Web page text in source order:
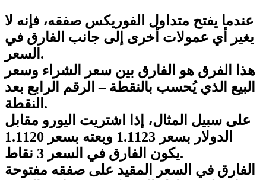
عندما يفتح متداول الفوريكس صفقه، فإنه لا
يغير أي عمولات أخرى إلى جانب الفارق في
السعر.
هذا الفرق هو الفارق بين سعر الشراء وسعر
البيع الذي يُحسب بالنقطة – الرقم الرابع بعد
النقطة.
على سبيل المثال، إذا اشتريت اليورو مقابل
الدولار بسعر 1.1123 وبعته بسعر 1.1120
يكون الفارق في السعر 3 نقاط.
الفارق في السعر المقيد على صفقه مفتوحة